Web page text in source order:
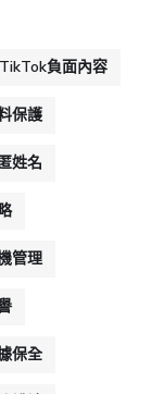
TikTok負面內容
保護
姓名
管理
保全